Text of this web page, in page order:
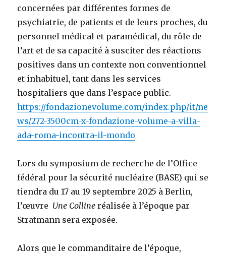
concernées par différentes formes de
psychiatrie, de patients et de leurs proches, du
personnel médical et paramédical, du rôle de
l’art et de sa capacité à susciter des réactions
positives dans un contexte non conventionnel
et inhabituel, tant dans les services
hospitaliers que dans l’espace public.
https://fondazionevolume.com/index.php/it/ne
ws/272-3500cm-x-fondazione-volume-a-villa-
ada-roma-incontra-il-mondo
Lors du symposium de recherche de l’Office
fédéral pour la sécurité nucléaire (BASE) qui se
tiendra du 17 au 19 septembre 2025 à Berlin,
l’œuvre Une Colline réalisée à l’époque par
Stratmann sera exposée.
Alors que le commanditaire de l’époque,